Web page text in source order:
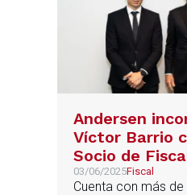
Andersen
Víctor Barrio
Socio de
03/06/2025Fiscal
Cuenta con más